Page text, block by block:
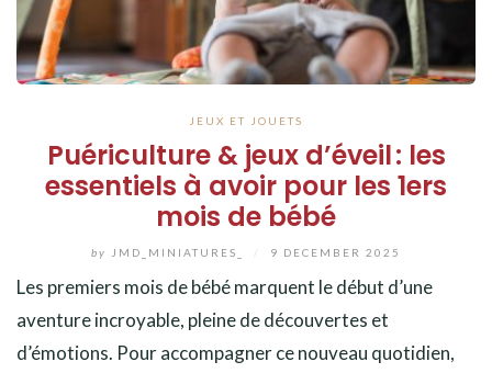
JEUX ET JOUETS
Puériculture & jeux d’éveil : les
essentiels à avoir pour les 1ers
mois de bébé
by JMD_MINIATURES_ 9 DECEMBER 2025
Les premiers mois de bébé marquent le début d’une
aventure incroyable, pleine de découvertes et
d’émotions. Pour accompagner ce nouveau quotidien,